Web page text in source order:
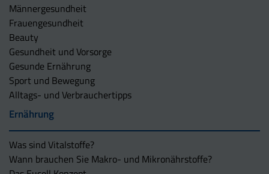
Männergesundheit
Frauengesundheit
Beauty
Gesundheit und Vorsorge
Gesunde Ernährung
Sport und Bewegung
Alltags- und Verbrauchertipps
Ernährung
Was sind Vitalstoffe?
Wann brauchen Sie Makro- und Mikronährstoffe?